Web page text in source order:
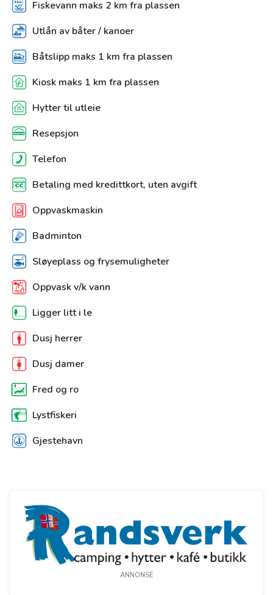
Fiskevann maks 2 km fra plassen
Utlån av båter / kanoer
Båtslipp maks 1 km fra plassen
Kiosk maks 1 km fra plassen
Hytter til utleie
Resepsjon
Telefon
Betaling med kredittkort, uten avgift
Oppvaskmaskin
Badminton
Sløyeplass og frysemuligheter
Oppvask v/k vann
Ligger litt i le
Dusj herrer
Dusj damer
Fred og ro
Lystfiskeri
Gjestehavn
ANNONSE